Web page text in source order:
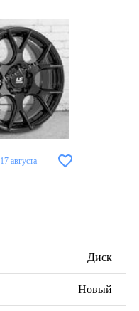
17 августа
Диск
Новый